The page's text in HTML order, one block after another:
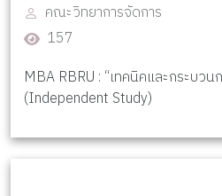
คณะวิทยาการจัดการ
157
MBA RBRU : “เทคนิคและกระบวน
(Independent Study)